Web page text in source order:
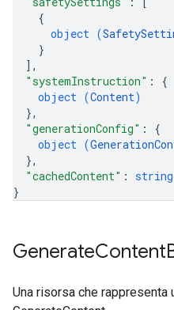
{
object (
}
] ,
"systemInstruction" : {
object (Content)
},
"generationConfig" : {
object (
},
"cachedContent" : string
}
GenerateContent
Una risorsa che rappresenta